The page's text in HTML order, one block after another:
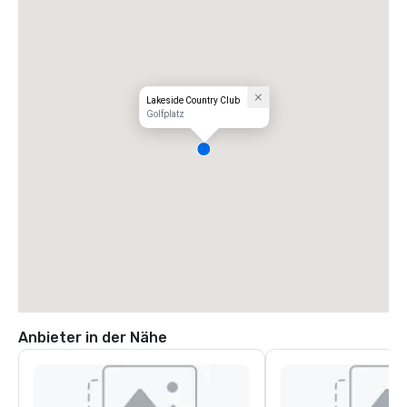
Lakeside Country Club
Golfplatz
Anbieter in der Nähe